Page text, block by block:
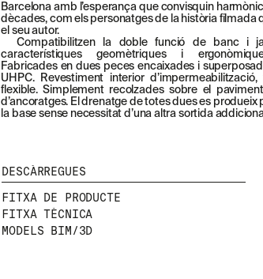
Barcelona amb l’esperança que convisquin
dècades, com els personatges de la història filmada
el seu autor.
Compatibilitzen la doble funció de banc i
característiques geomètriques i
Fabricades en dues peces encaixades i
UHPC. Revestiment interior
flexible. Simplement recolzades sobre el
d’ancoratges. El drenatge de totes dues es produeix
la base sense necessitat d’una altra sortida
DESCÀRREGUES
FITXA DE PRODUCTE
FITXA TÈCNICA
MODELS BIM/3D